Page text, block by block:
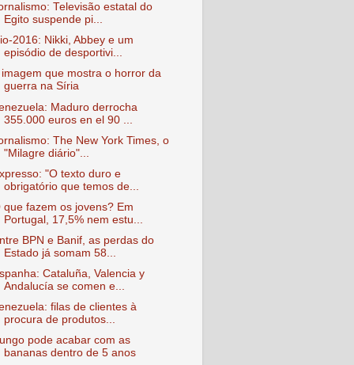
Televisão estatal do
Egito suspende pi...
2016: Nikki, Abbey e um
episódio de desportivi...
imagem que mostra o horror da
guerra na Síria
Maduro derrocha
355.000 euros en el 90 ...
The New York Times, o
"Milagre diário"...
"O texto duro e
obrigatório que temos de...
que fazem os jovens? Em
Portugal, 17,5% nem estu...
BPN e Banif, as perdas do
Estado já somam 58...
Cataluña, Valencia y
Andalucía se comen e...
filas de clientes à
procura de produtos...
pode acabar com as
bananas dentro de 5 anos